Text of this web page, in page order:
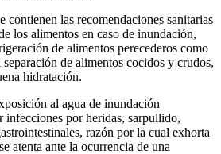
contienen las recomendaciones sanitarias
los alimentos en caso de inundación,
de alimentos perecederos como
de alimentos cocidos y crudos,
hidratación.
al agua de inundación
infecciones por heridas, sarpullido,
razón por la cual exhorta
atenta ante la ocurrencia de una